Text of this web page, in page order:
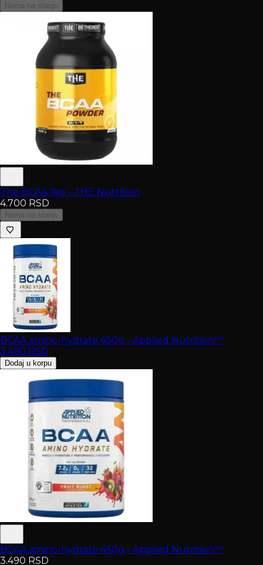
Nema na stanju
The BCAA 1kg - THE Nutrition
4.700 RSD
Nema na stanju
BCAA amino-hydrate 450g - Applied Nutrition™
3.490 RSD
Dodaj u korpu
BCAA amino-hydrate 450g - Applied Nutrition™
3.490 RSD